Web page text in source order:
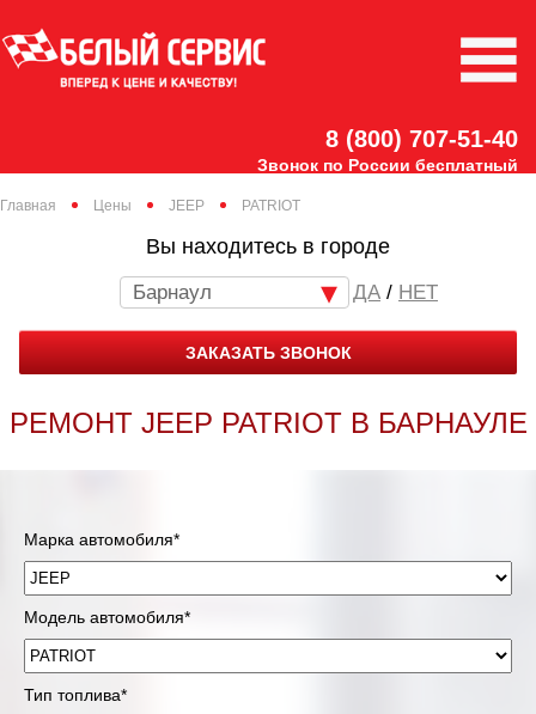
8 (800) 707-51-40
Звонок по России бесплатный
Главная Цены JEEP PATRIOT
Вы находитесь в городе
Барнаул / НЕТ
ЗАКАЗАТЬ ЗВОНОК
РЕМОНТ JEEP PATRIOT В БАРНАУЛЕ
Марка автомобиля*
Модель автомобиля*
Тип топлива*